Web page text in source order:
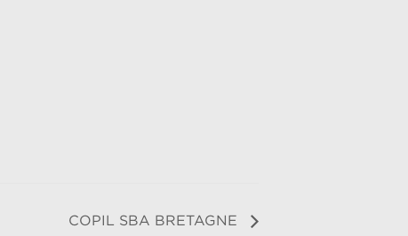
COPIL SBA BRETAGNE